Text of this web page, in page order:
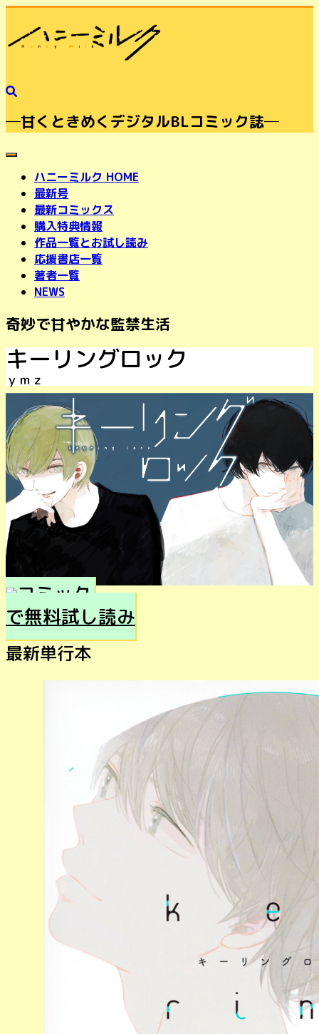
─甘くときめくデジタルBLコミック誌─
toggle navigation
ハニーミルク HOME
最新号
最新コミックス
購入特典情報
作品一覧とお試し読み
応援書店一覧
著者一覧
NEWS
奇妙で甘やかな監禁生活
キーリングロック
ｙｍｚ
で無料試し読み
最新単行本